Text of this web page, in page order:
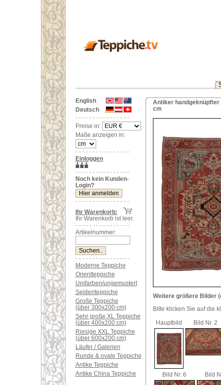
English
Deutsch
Preise in:
Maße anzeigen in:
Einloggen
Noch kein Kunden-
Login?
Ihr Warenkorb:
Ihr Warenkorb ist leer.
Artikelnummer:
Moderne Teppiche
Orientteppiche
Unifarben/ungemustert
Seidenteppiche
Große Teppiche
(über 300x200 cm)
Sehr große XL Teppiche
(über 400x200 cm)
Riesige XXL Teppiche
(über 600x200 cm)
Läufer / Galerien
Runde & ovale Teppiche
Antike Teppiche
Antike China Teppiche
Antiker handgeknüpfter
cm
Weitere größere Bilder
Bitte klicken Sie auf die
Hauptbild
Bild Nr. 2
Bild Nr. 6 Bild